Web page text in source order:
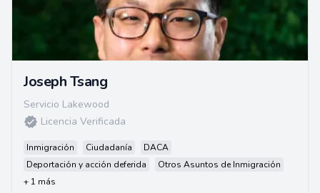
Joseph Tsang
Servicio Lakewood
Licencia Verificada
Inmigración Ciudadanía
DACA
Deportación y acción deferida
Otros Asuntos de Inmigración
+ 1 más